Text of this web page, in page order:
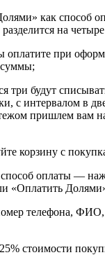
как способ
на
при
суммы;
три будут
с интервалом в
пришлем вам
корзину с
оплаты —
«Оплатить
телефона, ФИО,
стоимости